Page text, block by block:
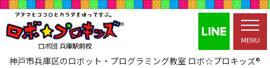
MENU
神戸市兵庫区のロボット・プログラミング教室 ロボ☆プロキッズ®